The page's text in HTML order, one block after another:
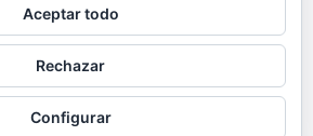
Dibujo Infantil
Aceptar todo
Rechazar
Configurar